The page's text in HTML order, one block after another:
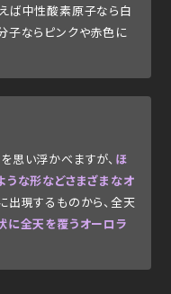
ば中性酸素原子なら白
子ならピンクや赤色に
を思い浮かべますが、 ほ
うな形などさまざまなオ
出現するものから、全天
に全天を覆うオーロラ